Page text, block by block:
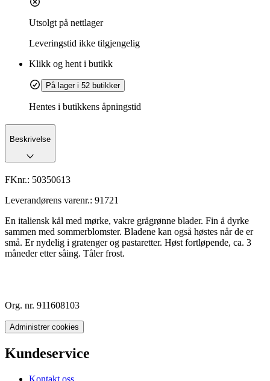
Utsolgt på nettlager
Leveringstid ikke tilgjengelig
Klikk og hent i butikk
På lager i 52 butikker
Hentes i butikkens åpningstid
Beskrivelse
FKnr.: 50350613
Leverandørens varenr.: 91721
En italiensk kål med mørke, vakre grågrønne blader. Fin å dyrke
sammen med sommerblomster. Bladene kan også høstes når de er
små. Er nydelig i gratenger og pastaretter. Høst fortløpende, ca. 3
måneder etter såing. Tåler frost.
Org. nr. 911608103
Administrer cookies
Kundeservice
Kontakt oss